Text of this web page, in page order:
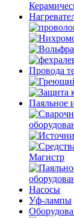
Провода
Паяльное
Магистр
Насосы
Уф-лампы